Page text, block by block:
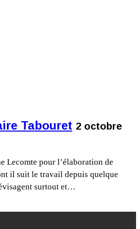
Tabouret 2 octobre
Lecomte pour l’élaboration de
il suit le travail depuis quelque
surtout et…